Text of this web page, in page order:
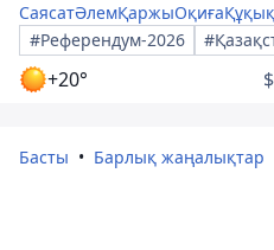
СаясатӘлемҚаржыОқиғаҚұқық
#Референдум-2026
+20° $
Басты Барлық жаңалықтар